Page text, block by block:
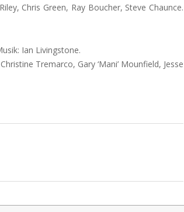
Chris Green, Ray Boucher, Steve Chaunce.
Ian Livingstone.
Tremarco, Gary ‘Mani’ Mounfield, Jesse